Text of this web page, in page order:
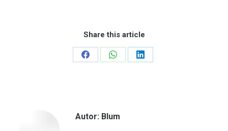
Share this article
Teilen
Teilen
Teilen
Autor: Blum